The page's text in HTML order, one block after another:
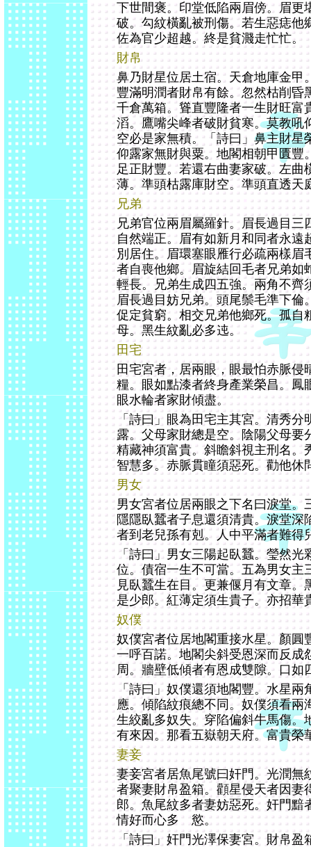
下世間褒。印堂低陷兩眉傍。眉更
破。勾紋橫亂被刑傷。若生惡痣他
佐為官少超越。終是貧濺走忙忙。
財帛
鼻乃財星位居土宿。天倉地庫金甲
豐滿明潤者財帛有餘。忽然枯削昏
千倉萬箱。聳直豐隆者一生財旺富
滔。鷹嘴尖峰者破財貧寒。莫教吼
空必是家無積。「詩曰」鼻主財星
仰露家無財與粟。地閣相朝甲匱豐
足正財豐。若還右曲妻家破。左曲
薄。準頭枯露庫財空。準頭直透天
兄弟
兄弟官位兩眉屬羅針。眉長過目三
自然端正。眉有如新月和同者永遠
別居住。眉環塞眼雁行必疏兩樣眉
者自喪他鄉。眉旋結回毛者兄弟如
輕長。兄弟生成四五強。兩角不齊
眉長過目妨兄弟。頭尾鬃毛準下倫
促定貧窮。相交兄弟他鄉死。孤自
母。黑生紋亂必多迍。
田宅
田宅宮者，居兩眼，眼最怕赤脈侵
糧。眼如點漆者終身產業榮昌。鳳
眼水輪者家財傾盡。
「詩曰」眼為田宅主其宮。清秀
露。父母家財總是空。陰陽父母要
精藏神須富貴。斜瞻斜視主刑名。
智慧多。赤脈貫瞳須惡死。勸他休
男女
男女宮者位居兩眼之下名曰淚堂。
隱隱臥蠶者子息還須清貴。淚堂深
者到老兒孫有剋。人中平滿者難得
「詩曰」男女三陽起臥蠶。瑩然
位。債宿一生不可當。五為男女主
見臥蠶生在目。更兼偃月有文章。
是少郎。紅薄定須生貴子。亦招華
奴僕
奴僕宮者位居地閣重接水星。顏圓
一呼百諾。地閣尖斜受恩深而反成
周。牆壁低傾者有恩成雙隙。口如
「詩曰」奴僕還須地閣豐。水星
應。傾陷紋痕總不同。奴僕須看兩
生絞亂多奴失。穿陷偏斜牛馬傷。
有來因。那看五嶽朝天府。富貴榮
妻妾
妻妾宮者居魚尾號曰奸門。光潤無
者聚妻財帛盈箱。顴星侵天者因妻
郎。魚尾紋多者妻妨惡死。奸門黯
情好而心多 慾。
「詩曰」奸門光澤保妻宮。財帛